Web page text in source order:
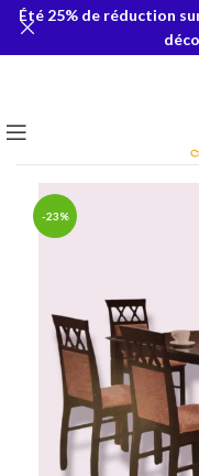
-23%
Été 25% de réduction